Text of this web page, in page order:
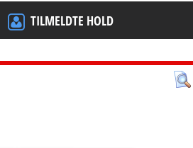
TILMELDTE HOLD